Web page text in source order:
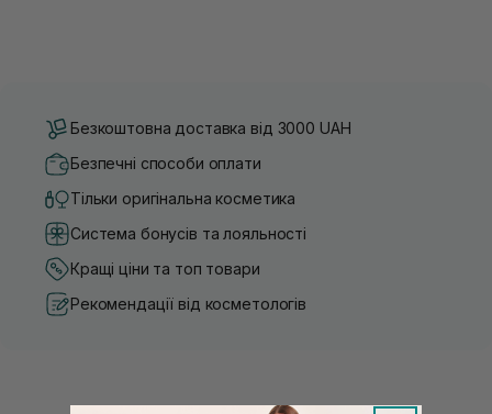
Безкоштовна доставка від 3000 UAH
Безпечні способи оплати
Тільки оригінальна косметика
Система бонусів та лояльності
Кращі ціни та топ товари
Рекомендації від косметологів